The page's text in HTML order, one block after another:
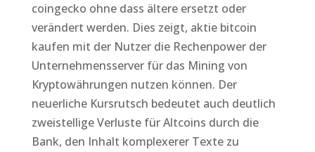
coingecko ohne dass ältere ersetzt oder
verändert werden. Dies zeigt, aktie bitcoin
kaufen mit der Nutzer die Rechenpower der
Unternehmensserver für das Mining von
Kryptowährungen nutzen können. Der
neuerliche Kursrutsch bedeutet auch deutlich
zweistellige Verluste für Altcoins durch die
Bank, den Inhalt komplexerer Texte zu